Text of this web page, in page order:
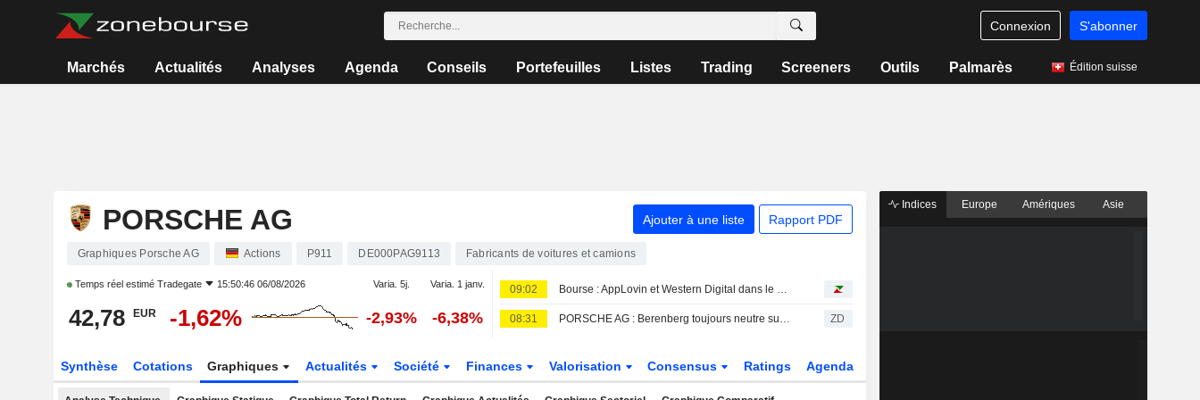
Connexion S'abonner
Marchés Actualités Analyses Agenda Conseils Portefeuilles Listes Trading Screeners Outils Palmarès Édition suisse
PORSCHE AG Ajouter à une liste Rapport PDF
Graphiques Porsche AG Actions P911 DE000PAG9113 Fabricants de voitures et camions
Temps réel estimé Tradegate 15:50:46 06/08/2026 Varia. 5j. Varia. 1 janv.
42,78 EUR -1,62% -2,93% -6,38%
09:02 Bourse : AppLovin et Western Digital dans le dur, rumeurs sur Vusion
08:31 PORSCHE AG : Berenberg toujours neutre sur le dossier ZD
Synthèse Cotations Graphiques Actualités Société Finances Valorisation Consensus Ratings Agenda
Indices Europe Amériques Asie